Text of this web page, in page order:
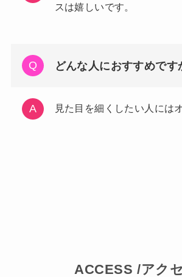
スは嬉しいです。
どんな人におすすめです
見た目を細くしたい人には
ACCESS /アク